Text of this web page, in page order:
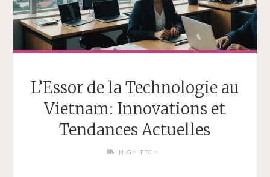
L’Essor de la Technologie au
Vietnam: Innovations et
Tendances Actuelles
HIGH TECH